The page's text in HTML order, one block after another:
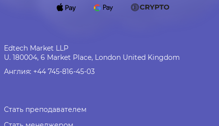
Edtech Market LLP
U. 180004, 6 Market Place, London United Kingdom
Англия: +44 745-816-45-03
Стать преподавателем